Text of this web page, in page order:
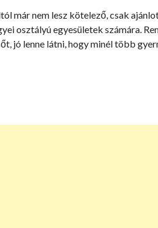
már nem lesz kötelező, csak
osztályú egyesületek számára.
jó lenne látni, hogy minél több